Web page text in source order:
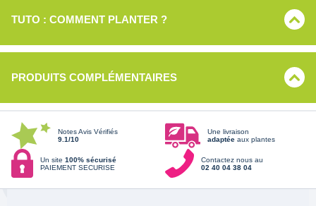
TUTO : COMMENT PLANTER ?
PRODUITS COMPLÉMENTAIRES
Notes Avis Vérifiés
9.1/10
Une livraison
adaptée aux plantes
Un site 100% sécurisé
PAIEMENT SECURISE
Contactez nous au
02 40 04 38 04